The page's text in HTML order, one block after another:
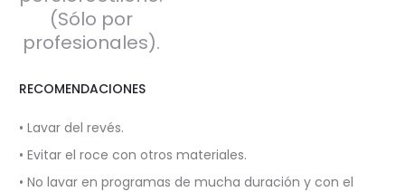
(Sólo por
profesionales).
RECOMENDACIONES
• Lavar del revés.
• Evitar el roce con otros materiales.
• No lavar en programas de mucha duración y con el